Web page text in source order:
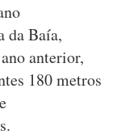
da Baía,
anterior,
180 metros